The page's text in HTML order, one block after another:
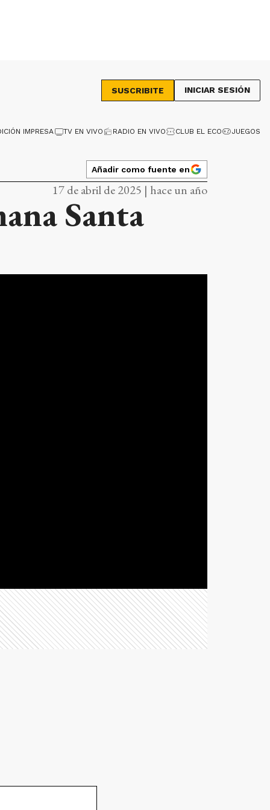
SUSCRIBITE INICIAR SESIÓN
IMPRESA TV EN VIVO RADIO EN VIVO CLUB EL ECO JUEGOS
Añadir como fuente en
17 de abril de 2025 | hace un año
Santa